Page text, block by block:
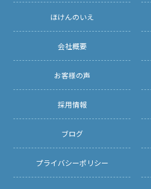
ほけんのいえ
会社概要
お客様の声
採用情報
ブログ
プライバシーポリシー